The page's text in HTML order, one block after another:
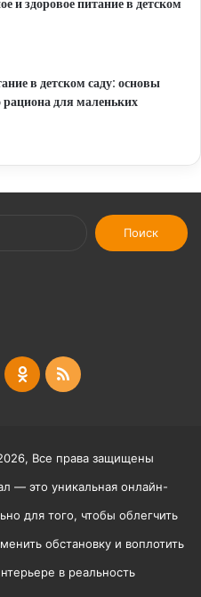
в детском саду: основы
рациона для маленьких
Найти:
Odnoklassniki
RSS
Все права защищены
— это уникальная онлайн-
для того, чтобы облегчить
обстановку и воплотить
в реальность